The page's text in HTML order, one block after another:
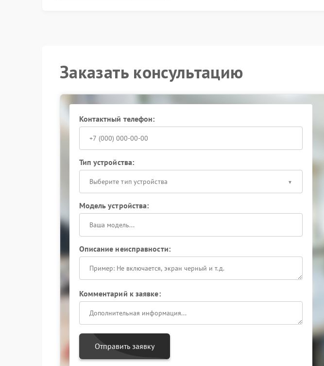
Заказать консультацию
Контактный телефон:
Тип устройства:
Выберите тип устройства
Модель устройства:
Описание неисправности:
Комментарий к заявке:
Отправить заявку